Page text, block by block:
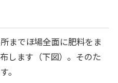
までほ場全面に肥料をま
します（下図）。そのた
。